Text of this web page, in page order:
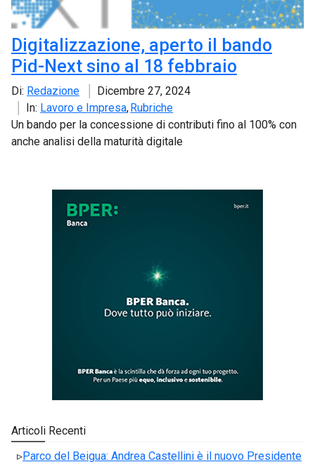
Digitalizzazione, aperto il bando
Pid-Next sino al 18 febbraio
Di: Redazione
Dicembre 27, 2024
In: Lavoro e Impresa Rubriche
Un bando per la concessione di contributi fino al 100% con
anche analisi della maturità digitale
Articoli Recenti
Parco del Beigua: Andrea Castellini è il nuovo Presidente